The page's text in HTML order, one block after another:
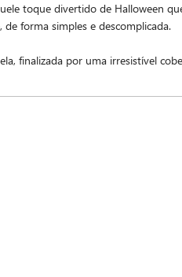
toque divertido de Halloween
forma simples e descomplicada.
finalizada por uma irresistível